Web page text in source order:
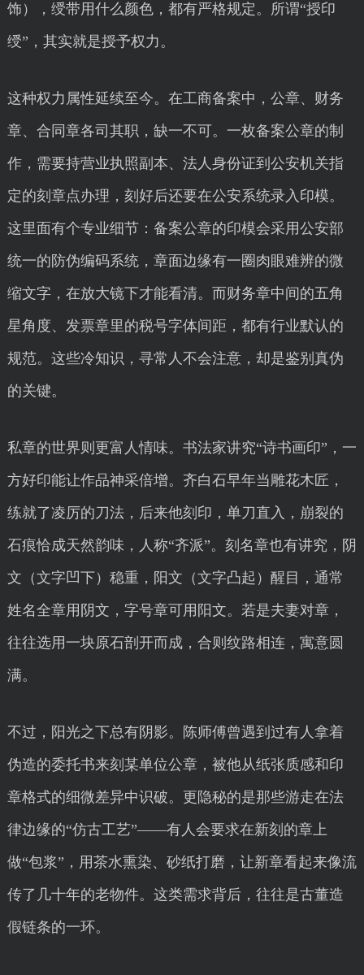
饰），绶带用什么颜色，都有严格规定。所谓“授印
绶”，其实就是授予权力。
这种权力属性延续至今。在工商备案中，公章、财务
章、合同章各司其职，缺一不可。一枚备案公章的制
作，需要持营业执照副本、法人身份证到公安机关指
定的刻章点办理，刻好后还要在公安系统录入印模。
这里面有个专业细节：备案公章的印模会采用公安部
统一的防伪编码系统，章面边缘有一圈肉眼难辨的微
缩文字，在放大镜下才能看清。而财务章中间的五角
星角度、发票章里的税号字体间距，都有行业默认的
规范。这些冷知识，寻常人不会注意，却是鉴别真伪
的关键。
私章的世界则更富人情味。书法家讲究“诗书画印”，一
方好印能让作品神采倍增。齐白石早年当雕花木匠，
练就了凌厉的刀法，后来他刻印，单刀直入，崩裂的
石痕恰成天然韵味，人称“齐派”。刻名章也有讲究，阴
文（文字凹下）稳重，阳文（文字凸起）醒目，通常
姓名全章用阴文，字号章可用阳文。若是夫妻对章，
往往选用一块原石剖开而成，合则纹路相连，寓意圆
满。
不过，阳光之下总有阴影。陈师傅曾遇到过有人拿着
伪造的委托书来刻某单位公章，被他从纸张质感和印
章格式的细微差异中识破。更隐秘的是那些游走在法
律边缘的“仿古工艺”——有人会要求在新刻的章上
做“包浆”，用茶水熏染、砂纸打磨，让新章看起来像流
传了几十年的老物件。这类需求背后，往往是古董造
假链条的一环。